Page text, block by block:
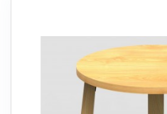
KONTORMØBLER